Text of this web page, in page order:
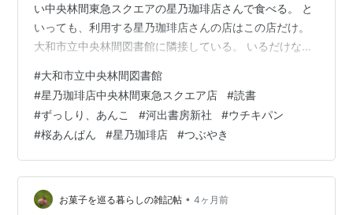
い中央林間東急スクエアの星乃珈琲店さんで食べる。 と
いっても、利用する星乃珈琲店さんの店はこの店だけ。
大和市立中央林間図書館に隣接している。 いるだけな
の中にいるようで、喫茶店の中にいるようで、おまけに
スタッフさんたちの接客も良く、居心地がとってもとっ
ても好いのだ。 混雑している時はさっさと食べてさっさ
と出るけど、そうでもない時はゆっくりしてしまう。 す
いません。 この間は「ずっしり、あんこ」という本が面
白そうだと思った。 でもさすがに自分…
#大和市立中央林間図書館
#星乃珈琲店中央林間東急スクエア店 #読書
#ずっしり、あんこ #河出書房新社 #ウチキパン
#桜あんぱん #星乃珈琲店 #つぶやき
お菓子を巡る暮らしの雑記帖 • 4ヶ月前